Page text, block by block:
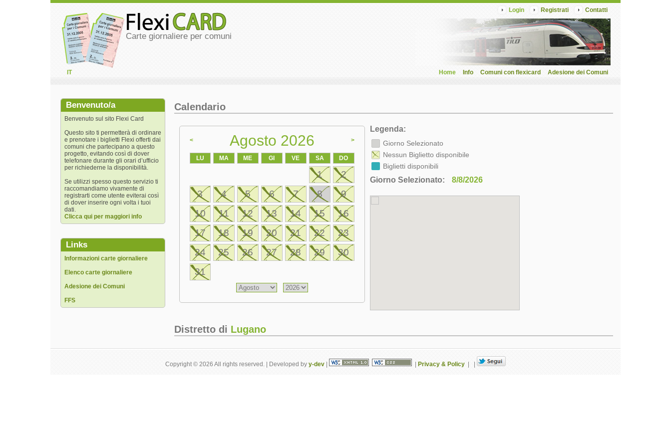
Login Registrati Contatti
Carte giornaliere per comuni
IT Home Info Comuni con flexicard Adesione dei Comuni
Benvenuto/a
Benvenuto sul sito Flexi Card
Questo sito ti permetterà di ordinare
e prenotare i biglietti Flexi offerti dai
comuni che partecipano a questo
progetto, evitando così di dover
telefonare durante gli orari d’ufficio
per richiederne la disponibilità.
Se utilizzi spesso questo servizio ti
raccomandiamo vivamente di
registrarti come utente eviterai così
di dover inserire ogni volta i tuoi
dati.
Clicca qui per maggiori info
Links
Informazioni carte giornaliere
Elenco carte giornaliere
Adesione dei Comuni
FFS
Calendario
< Agosto 2026 >
LU MA ME GI VE SA DO
1
2
3
4 5 6 7 8
9
10
11 12 13 14 15
16
17
18 19 20 21 22
23
24
25 26 27 28 29
30
31
Legenda:
Giorno Selezionato
Nessun Biglietto disponibile
Biglietti disponibili
Giorno Selezionato: 8/8/2026
Distretto di Lugano
Copyright © 2026 All rights reserved. | Developed by y-dev| Privacy & Policy|